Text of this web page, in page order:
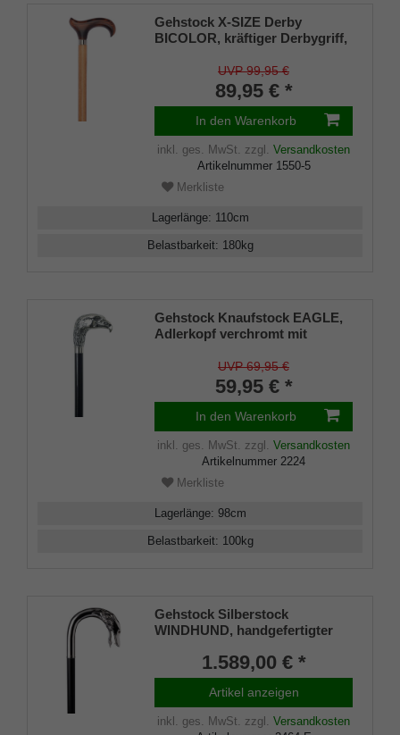
Gehstock X-SIZE Derby
BICOLOR, kräftiger Derbygriff,
Stock Buche hell, stabil durch
Stahlkern,Gummipuffer, 110 cm
UVP 99,95 €
89,95 € *
In den Warenkorb
inkl. ges. MwSt. zzgl. Versandkosten
Artikelnummer 1550-5
Merkliste
Lagerlänge: 110cm
Belastbarkeit: 180kg
Gehstock Knaufstock EAGLE,
Adlerkopf verchromt mit
aus hochglanz lackiertem
Buchenholz, 98 cm inkl.
Gummipuffer
UVP 69,95 €
59,95 € *
In den Warenkorb
inkl. ges. MwSt. zzgl. Versandkosten
Artikelnummer 2224
Merkliste
Lagerlänge: 98cm
Belastbarkeit: 100kg
Gehstock Silberstock
WINDHUND, handgefertigter
925/1000 Sterling Silber mit
einem aufwendig
herausgearbeitetem
Windhundkopf, aufgesetzt auf
einen Stock aus edlem
1.589,00 € *
Artikel anzeigen
inkl. ges. MwSt. zzgl. Versandkosten